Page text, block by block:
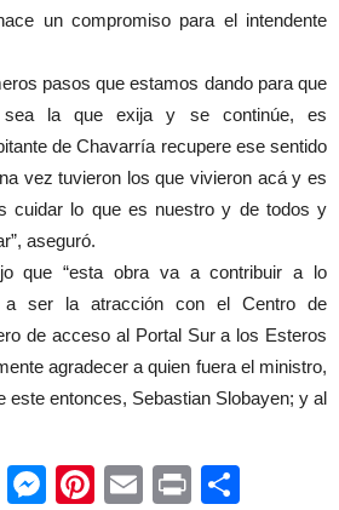
un compromiso para el intendente
pasos que estamos dando para que
sea la que exija y se continúe, es
de Chavarría recupere ese sentido
vez tuvieron los que vivieron acá y es
cuidar lo que es nuestro y de todos y
aseguró.
que “esta obra va a contribuir a lo
ser la atracción con el Centro de
de acceso al Portal Sur a los Esteros
agradecer a quien fuera el ministro,
este entonces, Sebastian Slobayen; y al
Telegram
Messenger
Pinterest
EmailPrint